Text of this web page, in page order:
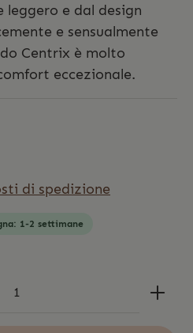
e dal design
e sensualmente
Centrix è molto
eccezionale.
di spedizione
1-2 settimane